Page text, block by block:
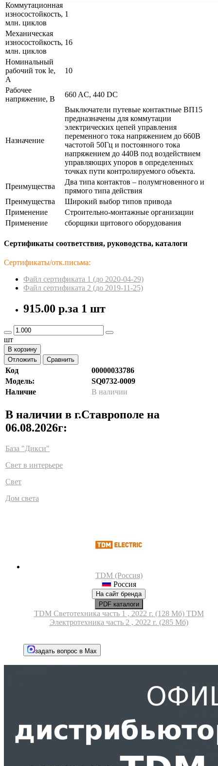
Коммутационная
износостойкость,
млн. циклов
1
Механическая
износостойкость,
млн. циклов
16
Номинальный
рабочий ток le,
А
10
Рабочее
напряжение, В
660 AC, 440 DC
Назначение
Выключатели путевые контактные ВП15
предназначены для коммутации
электрических цепей управления
переменного тока напряжением до 660В
частотой 50Гц и постоянного тока
напряжением до 440В под воздействием
управляющих упоров в определенных
точках пути контролируемого объекта.
Преимущества
Два типа контактов – полумгновенного и
прямого типа действия
Преимущества
Широкий выбор типов привода
Применение
Cтроительно-монтажные организации
Применение
сборщики щитового оборудования
Сертификаты соответствия, руководства, каталоги
Сертификаты/отк.письма:
Файл сертификата 1 (до 2020-04-29)
Файл сертификата 2 (до 2019-11-25)
915.00 р.за 1 шт
шт
В корзину
Отложить
Сравнить
Код
00000033786
Модель:
SQ0732-0009
Наличие
В наличии
В наличии в г.Ставрополе на
06.08.2026г:
База "Дикси"
Свет в интерьере
Свет
Дом света
TDM (Россия)
Россия
На сайт бренда
PDF каталоги
TDM Светотехника часть 1 , 2022 г. (128 Мб) TDM
Электротехника часть 2 , 2022 г. (285 Мб)
задать вопрос в Max